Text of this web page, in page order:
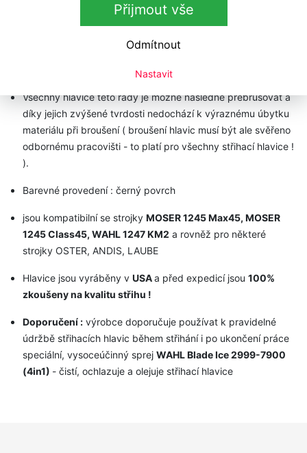
Přijmout vše
Odmítnout
Nastavit
Hlavice jsou kaleny na vyšší tvrdost, takže se výrazně
dosaženo rovnováhy mezi střihacím výkonem a zahříváním
Všechny hlavice této řady je možné následně přebrušovat a
díky jejich zvýšené tvrdosti nedochází k výraznému úbytku
materiálu při broušení ( broušení hlavic musí být ale svěřeno
odbornému pracovišti - to platí pro všechny střihací hlavice !
).
Barevné provedení : černý povrch
jsou kompatibilní se strojky MOSER 1245 Max45, MOSER
1245 Class45, WAHL 1247 KM2 a rovněž pro některé
strojky OSTER, ANDIS, LAUBE
Hlavice jsou vyráběny v USAa před expedicí jsou 100%
zkoušeny na kvalitu střihu !
Doporučení : výrobce doporučuje používat k pravidelné
údržbě střihacích hlavic během střihání i po ukončení práce
speciální, vysoceúčinný sprej WAHL Blade Ice 2999-7900
(4in1) - čistí, ochlazuje a olejuje střihací hlavice